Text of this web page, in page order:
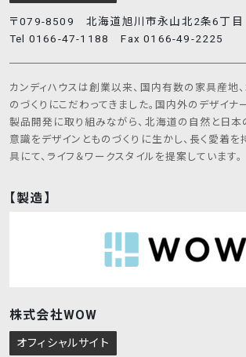
〒079-8509 北海道旭川市永山北2条6丁目
Tel 0166-47-1188 Fax 0166-49-2225
カンディハウスは創業以来、国内有数の家具産地
のづくりにこだわってきました。国内外のデザイ
製品開発に取り組みながら、北海道の自然と日
意識をデザインとものづくりに生かし、長く愛着を
具にて、ライフ＆ワークスタイルを提案しています。
【製造】
株式会社WOW
オフィシャルサイト